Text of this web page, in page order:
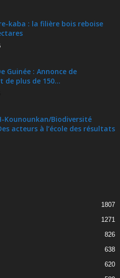
kaba : la filière bois reboise
Guinée : Annonce de
de plus de 150...
Kounounkan/Biodiversité
acteurs à l’école des résultats
1807
1271
826
638
620